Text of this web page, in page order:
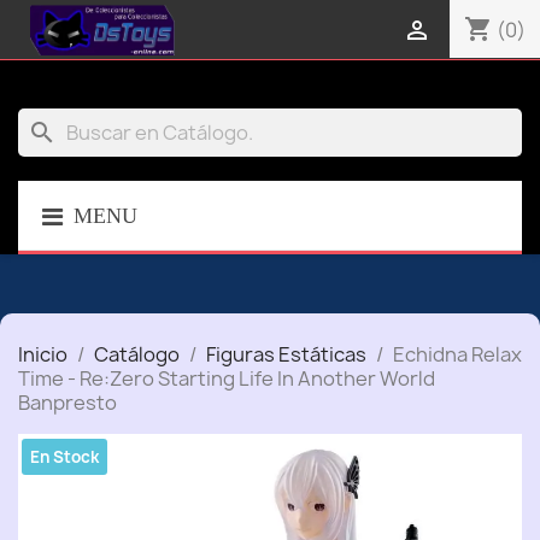
shopping_cart (0)

search
MENU
Inicio Catálogo Figuras Estáticas
Echidna Relax
Time - Re:Zero Starting Life In Another World
Banpresto
En Stock